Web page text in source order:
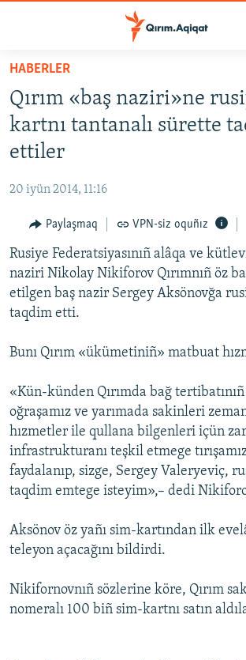
Esas
qaytmaq
Baş
navigatsiyağa
qaytmaq
Qıdıruvğa
qaytmaq
SİYASET
İQTİSADİYAT
MEDENİYET
İNSAN AQLARI
VİDEO
SÜRET
BLOGLAR
Русский
Українською
QOŞULIÑIZ!
RFE/RS bütün saytları
HABERLER
Qırım «baş naziri»ne
kartnı tantanalı sürette
ettiler
20 iyün 2014, 11:16
Paylaşmaq VPN-siz oquñız
Rusiye Federatsiyasınıñ alâqa ve
naziri Nikolay Nikiforov Qırımnıñ öz
etilgen baş nazir Sergey Aksönovğa
taqdim etti.
Bunı Qırım «ükümetiniñ» matbuat
«Kün-künden Qırımda bağ
oğraşamız ve yarımada sakinleri
hızmetler ile qullana bilgenleri içün
infrastrukturanı teşkil etmege
faydalanıp, sizge, Sergey Valeryeviç,
taqdim emtege isteyim»,– dedi
Aksönov öz yañı sim-kartından ilk
teleyon açacağını bildirdi.
Nikifornovnıñ sözlerine köre, Qırım
nomeralı 100 biñ sim-kartnı satın